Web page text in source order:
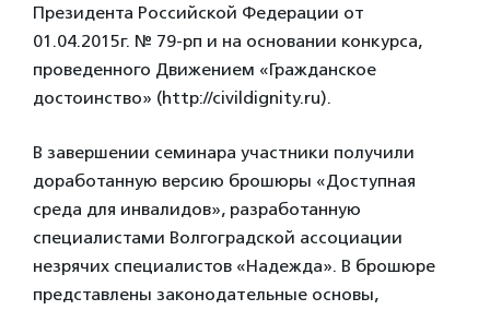
Президента Российской Федерации от
01.04.2015г. № 79-рп и на основании конкурса,
проведенного Движением «Гражданское
достоинство» (http://civildignity.ru).
В завершении семинара участники получили
доработанную версию брошюры «Доступная
среда для инвалидов», разработанную
специалистами Волгоградской ассоциации
незрячих специалистов «Надежда». В брошюре
представлены законодательные основы,